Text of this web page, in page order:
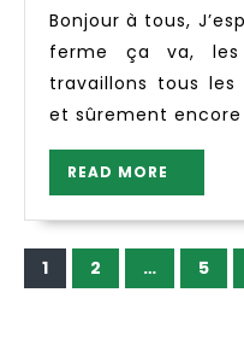
des
Bois
Bonjour à tous, J’espère que vous allez bien. A la
ferme ça va, les
travaillons tous
et sûrement
READ MORE
MORE
Pagination
des
1 2 … 5